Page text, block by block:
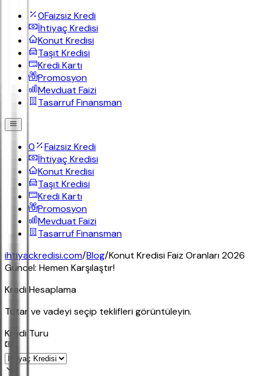
0Faizsiz Kredi
İhtiyaç Kredisi
Konut Kredisi
Taşıt Kredisi
Kredi Kartı
Promosyon
Mevduat Faizi
Tasarruf Finansman
0
Faizsiz Kredi
İhtiyaç Kredisi
Konut Kredisi
Taşıt Kredisi
Kredi Kartı
Promosyon
Mevduat Faizi
Tasarruf Finansman
ihtiyackredisi.com/Blog/Konut Kredisi Faiz Oranları 2026
Güncel: Hemen Karşılaştır!
Kredi Hesaplama
Tutar ve vadeyi seçip teklifleri görüntüleyin.
Kredi Turu